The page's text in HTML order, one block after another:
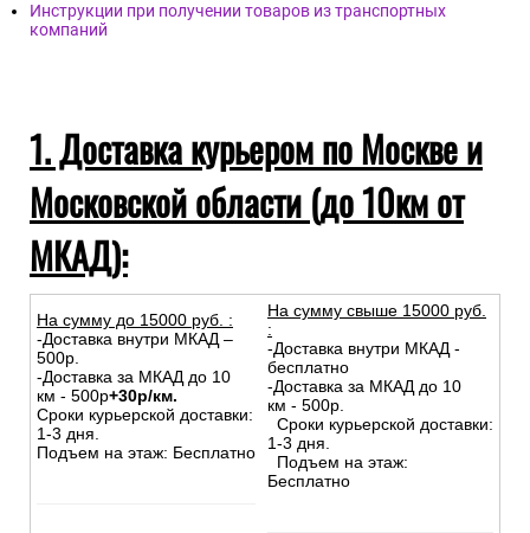
Инструкции при получении товаров из транспортных
компаний
1. Доставка курьером по Москве и
Московской области (до 10км от
МКАД):
На сумму до 15000 руб. :
-Доставка внутри МКАД –
500р.
-Доставка за МКАД до 10
км - 500р+30р/км.
Сроки курьерской доставки:
1-3 дня.
Подъем на этаж: Бесплатно
На сумму свыше 15000 руб.
:
-Доставка внутри МКАД -
бесплатно
-Доставка за МКАД до 10
км - 500р.
Сроки курьерской доставки:
1-3 дня.
Подъем на этаж:
Бесплатно